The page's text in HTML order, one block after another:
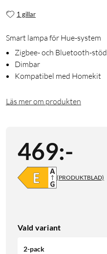
1 gillar
Smart lampa för Hue-system
Zigbee- och Bluetooth-stöd
Dimbar
Kompatibel med Homekit
Läs mer om produkten
469:-
(PRODUKTBLAD)
Vald variant
2-pack